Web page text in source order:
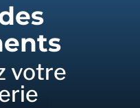
votre